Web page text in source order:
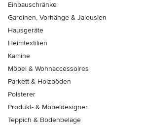
Einbauschränke
Gardinen, Vorhänge & Jalousien
Hausgeräte
Heimtextilien
Kamine
Möbel & Wohnaccessoires
Parkett & Holzböden
Polsterer
Produkt- & Möbeldesigner
Teppich & Bodenbeläge